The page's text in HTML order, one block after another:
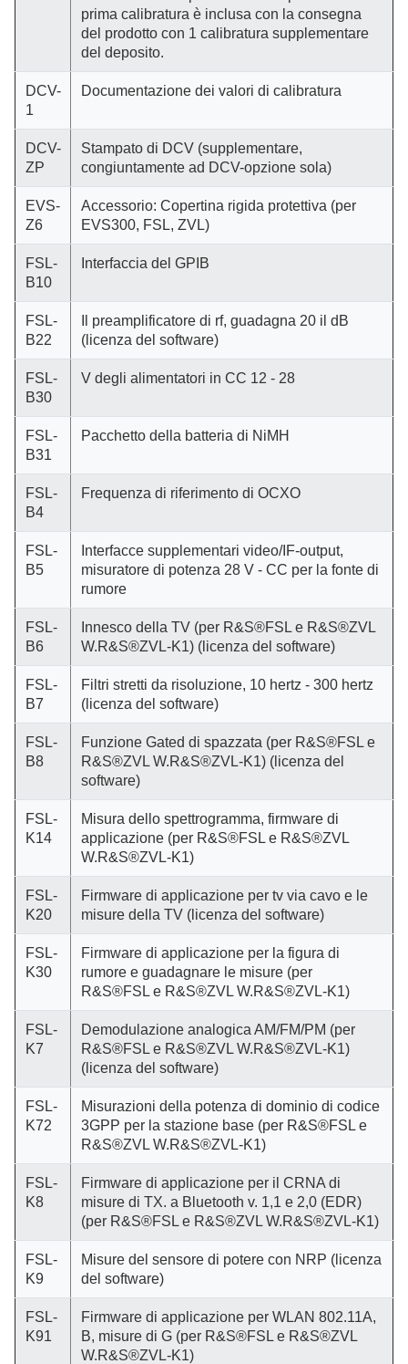
prima calibratura è inclusa con la consegna
del prodotto con 1 calibratura supplementare
del deposito.
DCV-
1
Documentazione dei valori di calibratura
DCV-
ZP
Stampato di DCV (supplementare,
congiuntamente ad DCV-opzione sola)
EVS-
Z6
Accessorio: Copertina rigida protettiva (per
EVS300, FSL, ZVL)
FSL-
B10
Interfaccia del GPIB
FSL-
B22
Il preamplificatore di rf, guadagna 20 il dB
(licenza del software)
FSL-
B30
V degli alimentatori in CC 12 - 28
FSL-
B31
Pacchetto della batteria di NiMH
FSL-
B4
Frequenza di riferimento di OCXO
FSL-
B5
Interfacce supplementari video/IF-output,
misuratore di potenza 28 V - CC per la fonte di
rumore
FSL-
B6
Innesco della TV (per R&S®FSL e R&S®ZVL
W.R&S®ZVL-K1) (licenza del software)
FSL-
B7
Filtri stretti da risoluzione, 10 hertz - 300 hertz
(licenza del software)
FSL-
B8
Funzione Gated di spazzata (per R&S®FSL e
R&S®ZVL W.R&S®ZVL-K1) (licenza del
software)
FSL-
K14
Misura dello spettrogramma, firmware di
applicazione (per R&S®FSL e R&S®ZVL
W.R&S®ZVL-K1)
FSL-
K20
Firmware di applicazione per tv via cavo e le
misure della TV (licenza del software)
FSL-
K30
Firmware di applicazione per la figura di
rumore e guadagnare le misure (per
R&S®FSL e R&S®ZVL W.R&S®ZVL-K1)
FSL-
K7
Demodulazione analogica AM/FM/PM (per
R&S®FSL e R&S®ZVL W.R&S®ZVL-K1)
(licenza del software)
FSL-
K72
Misurazioni della potenza di dominio di codice
3GPP per la stazione base (per R&S®FSL e
R&S®ZVL W.R&S®ZVL-K1)
FSL-
K8
Firmware di applicazione per il CRNA di
misure di TX. a Bluetooth v. 1,1 e 2,0 (EDR)
(per R&S®FSL e R&S®ZVL W.R&S®ZVL-K1)
FSL-
K9
Misure del sensore di potere con NRP (licenza
del software)
FSL-
K91
Firmware di applicazione per WLAN 802.11A,
B, misure di G (per R&S®FSL e R&S®ZVL
W.R&S®ZVL-K1)